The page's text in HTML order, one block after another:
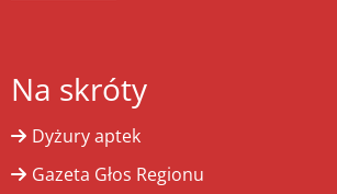
Na skróty
Dyżury aptek
Gazeta Głos Regionu